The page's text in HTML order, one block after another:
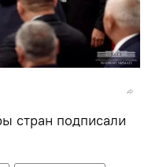
стран подписали